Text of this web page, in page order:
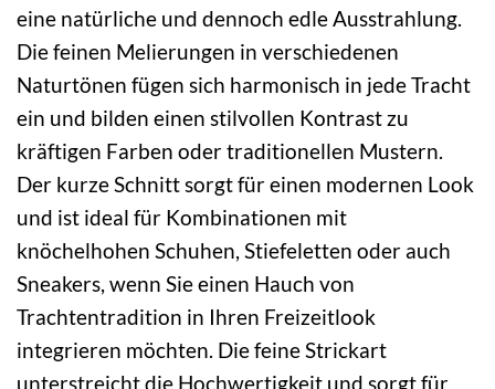
eine natürliche und dennoch edle Ausstrahlung.
Die feinen Melierungen in verschiedenen
Naturtönen fügen sich harmonisch in jede Tracht
ein und bilden einen stilvollen Kontrast zu
kräftigen Farben oder traditionellen Mustern.
Der kurze Schnitt sorgt für einen modernen Look
und ist ideal für Kombinationen mit
knöchelhohen Schuhen, Stiefeletten oder auch
Sneakers, wenn Sie einen Hauch von
Trachtentradition in Ihren Freizeitlook
integrieren möchten. Die feine Strickart
unterstreicht die Hochwertigkeit und sorgt für